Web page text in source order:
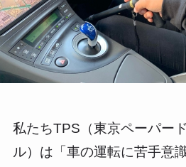
私たちTPS（東京ペーパー
ル）は「車の運転に苦手意